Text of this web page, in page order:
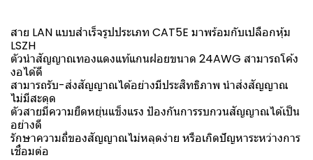
สาย LAN แบบสำเร็จรูปประเภท CAT5E มาพร้อมกับเปลือกหุ้ม
LSZH
ตัวนำสัญญาณทองแดงแท้แกนฝอยขนาด 24AWG สามารถโค้ง
งอได้ดี
สามารถรับ-ส่งสัญญาณได้อย่างมีประสิทธิภาพ นำส่งสัญญาณ
ไม่มีสะดุด
ตัวสายมีความยืดหยุ่นแข็งแรง ป้องกันการรบกวนสัญญาณได้เป็น
อย่างดี
รักษาความถี่ของสัญญาณไม่หลุดง่าย หรือเกิดปัญหาระหว่างการ
เชื่อมต่อ